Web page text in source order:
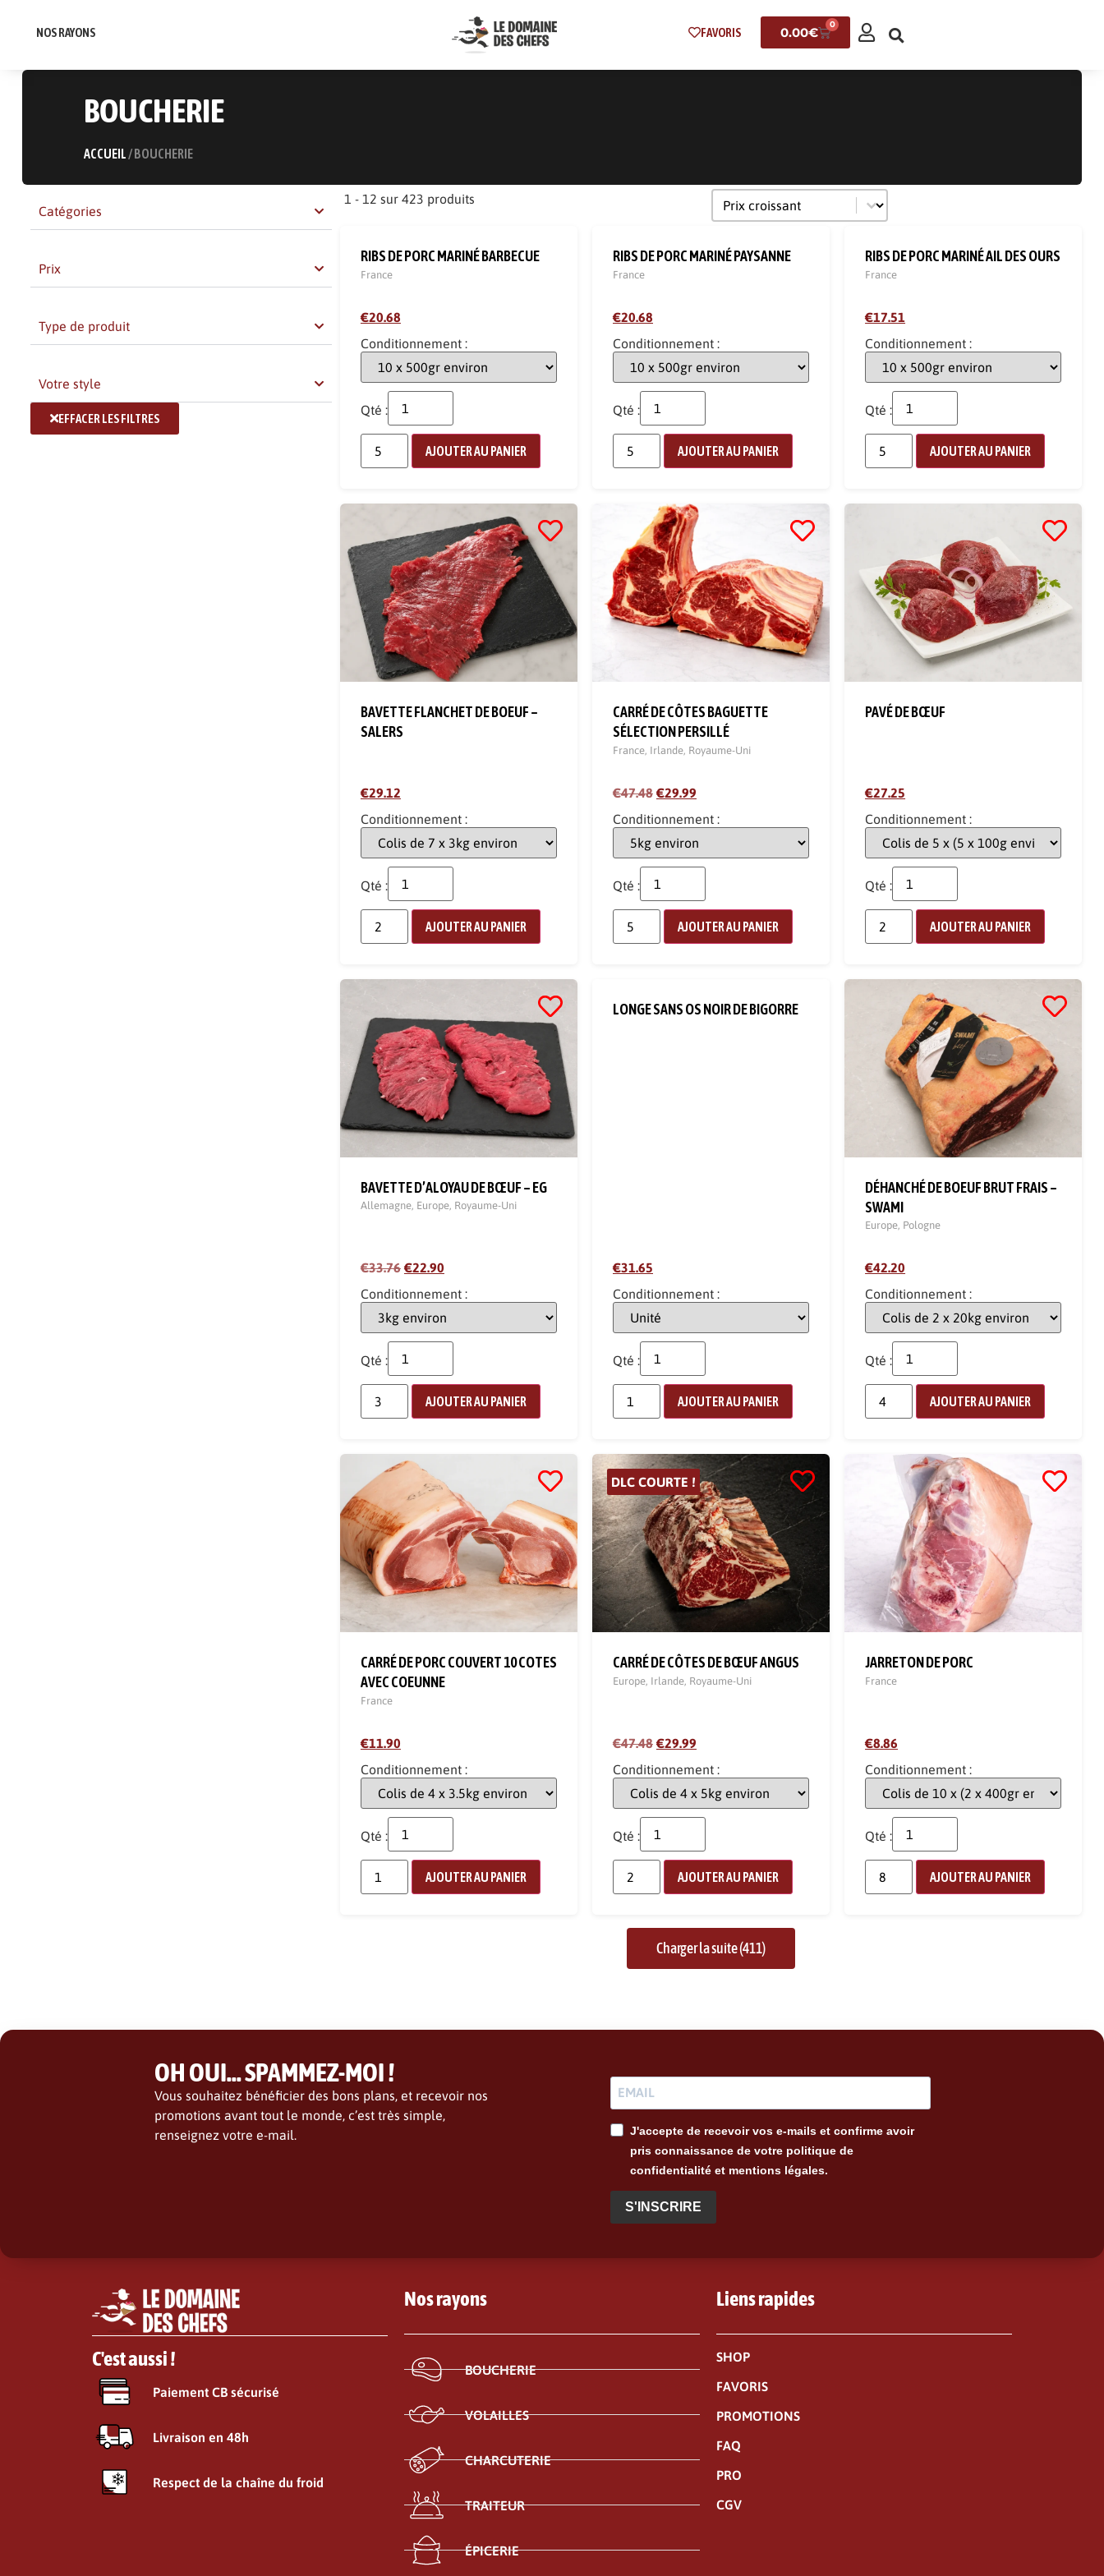
NOS RAYONS FAVORIS 0.00€
0
BOUCHERIE
ACCUEIL/ BOUCHERIE
Catégories
Prix
Type de produit
Votre style
EFFACER LES FILTRES
1 - 12 sur 423 produits Tri
Trier le contenu
RIBS DE PORC MARINÉ BARBECUE
France
€20.68
Conditionnement :
Qté :
AJOUTER AU PANIER
RIBS DE PORC MARINÉ PAYSANNE
France
€20.68
Conditionnement :
Qté :
AJOUTER AU PANIER
RIBS DE PORC MARINÉ AIL DES OURS
France
€17.51
Conditionnement :
Qté :
AJOUTER AU PANIER
BAVETTE FLANCHET DE BOEUF –
SALERS
€29.12
Conditionnement :
Qté :
AJOUTER AU PANIER
CARRÉ DE CÔTES BAGUETTE
SÉLECTION PERSILLÉ
France, Irlande, Royaume-Uni
€47.48 €29.99
Conditionnement :
Qté :
AJOUTER AU PANIER
PAVÉ DE BŒUF
€27.25
Conditionnement :
Qté :
AJOUTER AU PANIER
BAVETTE D’ALOYAU DE BŒUF – EG
Allemagne, Europe, Royaume-Uni
€33.76 €22.90
Conditionnement :
Qté :
AJOUTER AU PANIER
LONGE SANS OS NOIR DE BIGORRE
€31.65
Conditionnement :
Qté :
AJOUTER AU PANIER
DÉHANCHÉ DE BOEUF BRUT FRAIS –
SWAMI
Europe, Pologne
€42.20
Conditionnement :
Qté :
AJOUTER AU PANIER
CARRÉ DE PORC COUVERT 10 COTES
AVEC COEUNNE
France
€11.90
Conditionnement :
Qté :
AJOUTER AU PANIER
DLC COURTE !
CARRÉ DE CÔTES DE BŒUF ANGUS
Europe, Irlande, Royaume-Uni
€47.48 €29.99
Conditionnement :
Qté :
AJOUTER AU PANIER
JARRETON DE PORC
France
€8.86
Conditionnement :
Qté :
AJOUTER AU PANIER
Charger la suite (411)
OH OUI... SPAMMEZ-MOI !
Vous souhaitez bénéficier des bons plans, et recevoir nos
promotions avant tout le monde, c’est très simple,
renseignez votre e-mail.
J'accepte de recevoir vos e-mails et confirme avoir
pris connaissance de votre politique de
confidentialité et mentions légales.
S'INSCRIRE
C'est aussi !
Paiement CB sécurisé
Livraison en 48h
Respect de la chaîne du froid
Nos rayons
BOUCHERIE
VOLAILLES
CHARCUTERIE
TRAITEUR
ÉPICERIE
Liens rapides
SHOP
FAVORIS
PROMOTIONS
FAQ
PRO
CGV